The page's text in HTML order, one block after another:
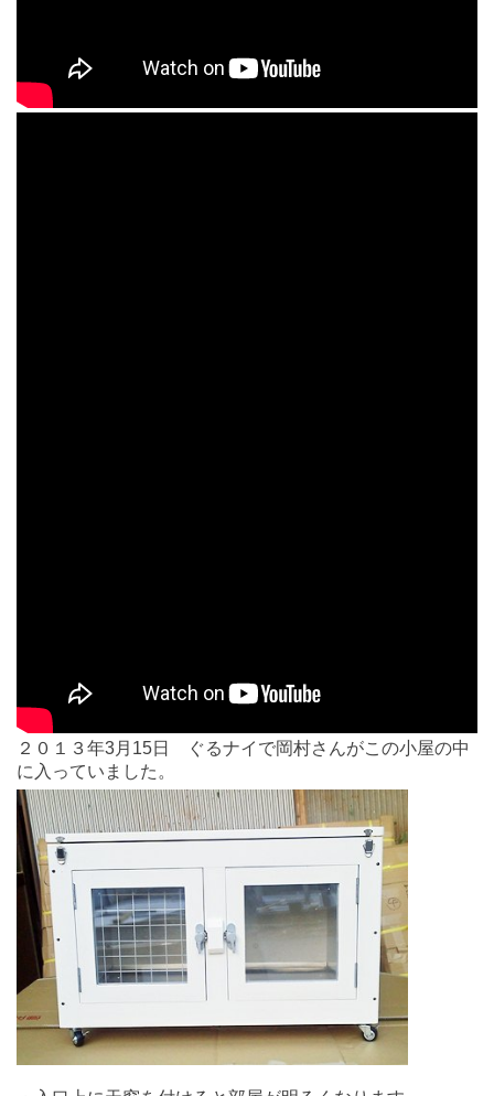
２０１３年3月15日 ぐるナイで岡村さんがこの小屋の中
に入っていました。